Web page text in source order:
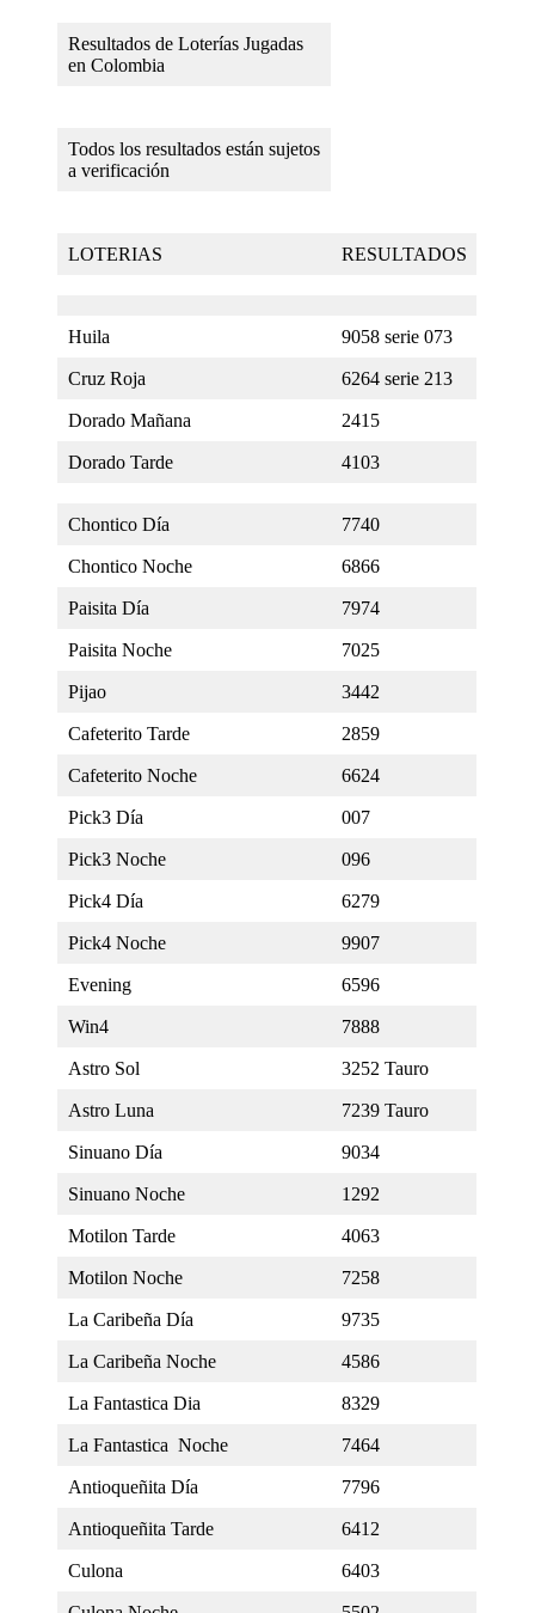
Resultados de Loterías Jugadas
en Colombia
Todos los resultados están sujetos
a verificación
LOTERIAS RESULTADOS
Huila 9058 serie 073
Cruz Roja 6264 serie 213
Dorado Mañana 2415
Dorado Tarde 4103
Chontico Día 7740
Chontico Noche 6866
Paisita Día 7974
Paisita Noche 7025
Pijao 3442
Cafeterito Tarde 2859
Cafeterito Noche 6624
Pick3 Día 007
Pick3 Noche 096
Pick4 Día 6279
Pick4 Noche 9907
Evening 6596
Win4 7888
Astro Sol 3252 Tauro
Astro Luna 7239 Tauro
Sinuano Día 9034
Sinuano Noche 1292
Motilon Tarde 4063
Motilon Noche 7258
La Caribeña Día 9735
La Caribeña Noche 4586
La Fantastica Dia 8329
La Fantastica Noche 7464
Antioqueñita Día 7796
Antioqueñita Tarde 6412
Culona 6403